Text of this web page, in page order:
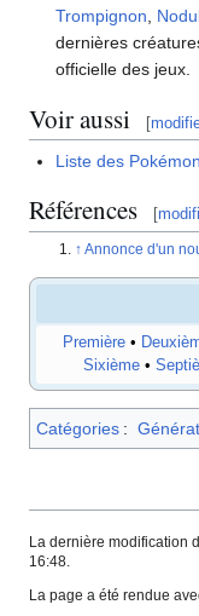
Trompignon
dernières
officielle des jeux.
Voir aussi [
Liste des
Références [
Annonce d'un
Première •
Sixième •
Catégories :
La dernière modification
16:48.
La page a été rendue